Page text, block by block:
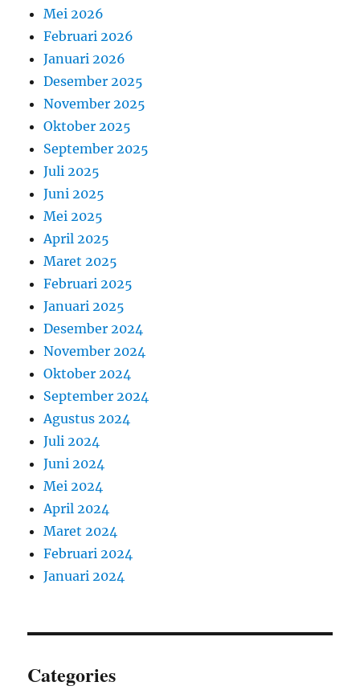
Mei 2026
Februari 2026
Januari 2026
Desember 2025
November 2025
Oktober 2025
September 2025
Juli 2025
Juni 2025
Mei 2025
April 2025
Maret 2025
Februari 2025
Januari 2025
Desember 2024
November 2024
Oktober 2024
September 2024
Agustus 2024
Juli 2024
Juni 2024
Mei 2024
April 2024
Maret 2024
Februari 2024
Januari 2024
Categories